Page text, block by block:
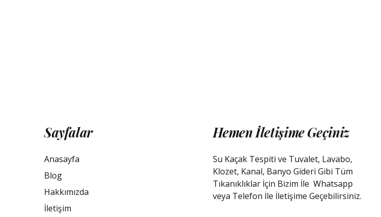
Sayfalar
Anasayfa
Blog
Hakkımızda
İletişim
Hemen İletişime Geçiniz
Su Kaçak Tespiti ve Tuvalet, Lavabo,
Klozet, Kanal, Banyo Gideri Gibi Tüm
Tıkanıklıklar İçin Bizim İle Whatsapp
veya Telefon İle İletişime Geçebilirsiniz.